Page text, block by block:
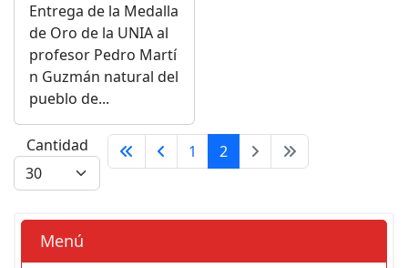
Entrega de la Medalla
de Oro de la UNIA al
profesor Pedro Martí
n Guzmán natural del
pueblo de...
Cantidad 1 2
Menú